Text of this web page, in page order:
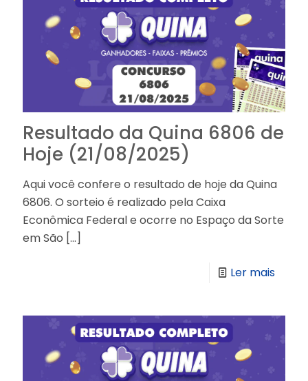
Resultado da Quina 6806 de
Hoje (21/08/2025)
Aqui você confere o resultado de hoje da Quina
6806. O sorteio é realizado pela Caixa
Econômica Federal e ocorre no Espaço da Sorte
em São […]
Ler mais